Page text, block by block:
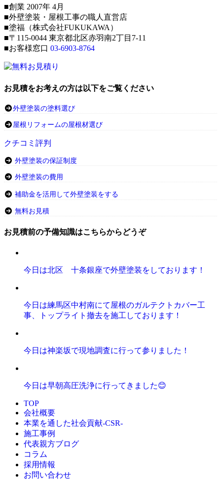
■創業 2007年 4月
■外壁塗装・屋根工事の職人直営店
■塗福（株式会社FUKUKAWA）
■〒115-0044 東京都北区赤羽南2丁目7-11
■お客様窓口 03-6903-8764
お見積をお考えの方は以下をご覧ください
外壁塗装の塗料選び
屋根リフォームの屋根材選び
クチコミ評判
外壁塗装の保証制度
外壁塗装の費用
補助金を活用して外壁塗装をする
無料お見積
お見積前の予備知識はこちらからどうぞ
今日は北区 十条銀座で外壁塗装をしております！
今日は練馬区中村南にて屋根のガルテクトカバー工
事、トップライト撤去を施工しております！
今日は神楽坂で現地調査に行って参りました！
今日は早朝高圧洗浄に行ってきました😊
TOP
会社概要
本業を通した社会貢献-CSR-
施工事例
代表親方ブログ
コラム
採用情報
お問い合わせ